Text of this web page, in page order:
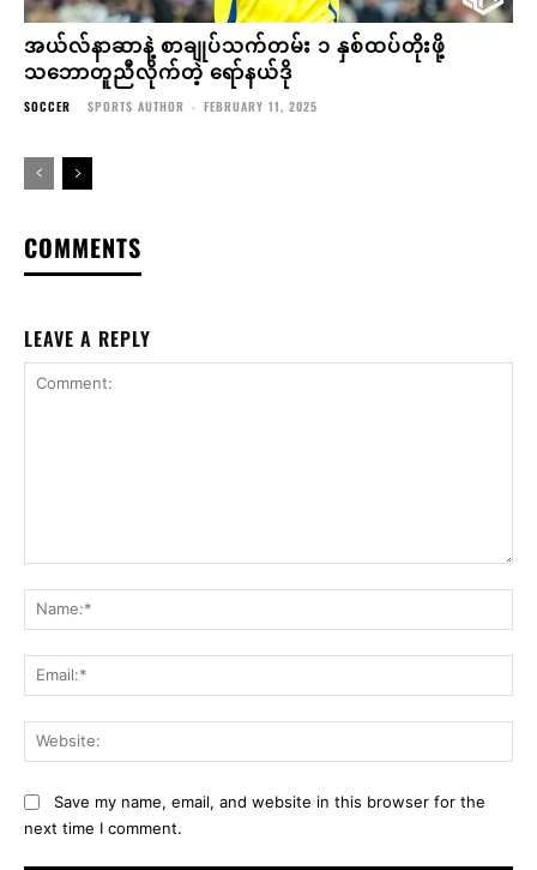
အယ်လ်နာဆာနဲ့ စာချုပ်သက်တမ်း ၁ နှစ်ထပ်တိုးဖို့
သဘောတူညီလိုက်တဲ့ ရော်နယ်ဒို
SOCCER SPORTS AUTHOR - FEBRUARY 11, 2025
COMMENTS
LEAVE A REPLY
Save my name, email, and website in this browser for the
next time I comment.